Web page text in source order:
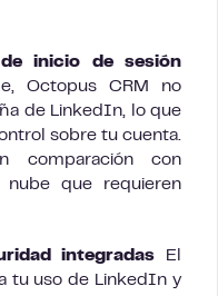
inicio de sesión
Octopus CRM no
de LinkedIn, lo que
sobre tu cuenta.
comparación con
nube que requieren
integradas El
tu uso de LinkedIn y